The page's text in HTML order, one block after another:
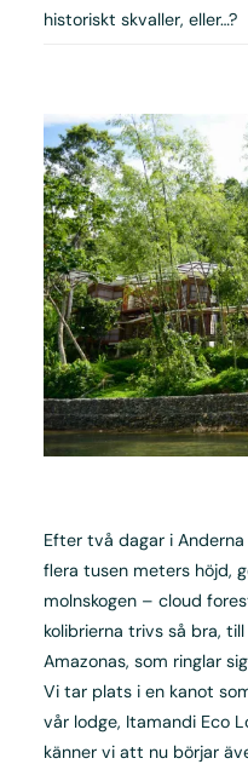
historiskt skvaller, eller…?
Efter två dagar i
flera tusen meters höjd,
molnskogen – cloud
kolibrierna trivs så bra,
Amazonas, som ringlar
Vi tar plats i en kanot
vår lodge, Itamandi Eco
känner vi att nu börjar